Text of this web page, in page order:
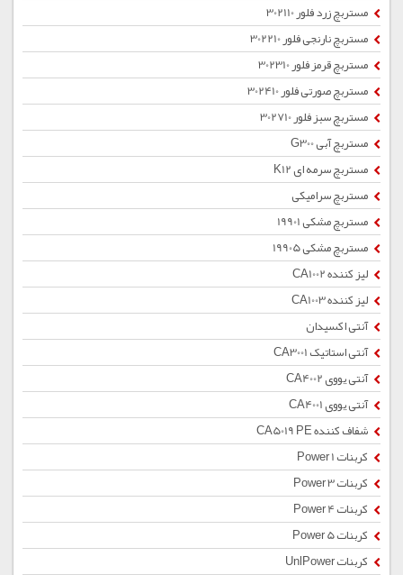
مستربچ زرد فلور 302110
مستربچ نارنجی فلور 302210
مستربچ قرمز فلور 302310
مستربچ صورتی فلور 302410
مستربچ سبز فلور 302710
مستربچ آبی G300
مستربچ سرمه ای K12
مستربچ سرامیکی
مستربچ مشکی 19901
مستربچ مشکی 19905
لیز کننده CA1002
لیز کننده CA1003
آنتی اکسیدان
آنتی استاتیک CA3001
آنتی یووی CA4002
آنتی یووی CA4001
شفاف کننده CA5019 PE
کربنات Power 1
کربنات Power 3
کربنات Power 4
کربنات Power 5
کربنات UnlPower